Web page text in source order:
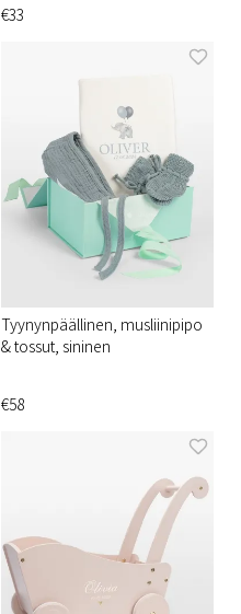
€33
Tyynynpäällinen, musliinipipo
& tossut, sininen
€58